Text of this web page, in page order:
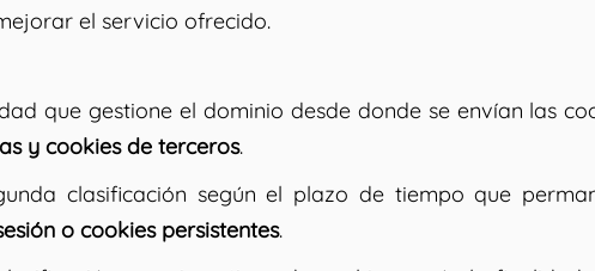
el servicio ofrecido.
que gestione el dominio desde donde se envían las
y cookies de terceros.
clasificación según el plazo de tiempo que
o cookies persistentes.